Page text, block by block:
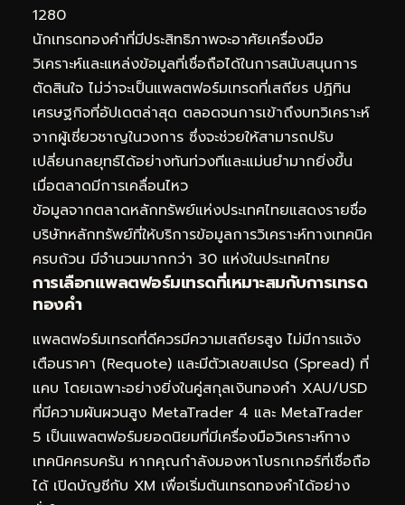
นักเทรดทองคำที่มีประสิทธิภาพจะอาศัยเครื่องมือ
วิเคราะห์และแหล่งข้อมูลที่เชื่อถือได้ในการสนับสนุนการ
ตัดสินใจ ไม่ว่าจะเป็นแพลตฟอร์มเทรดที่เสถียร ปฏิทิน
เศรษฐกิจที่อัปเดตล่าสุด ตลอดจนการเข้าถึงบทวิเคราะห์
จากผู้เชี่ยวชาญในวงการ ซึ่งจะช่วยให้สามารถปรับ
เปลี่ยนกลยุทธ์ได้อย่างทันท่วงทีและแม่นยำมากยิ่งขึ้น
เมื่อตลาดมีการเคลื่อนไหว
ข้อมูลจากตลาดหลักทรัพย์แห่งประเทศไทยแสดงรายชื่อ
บริษัทหลักทรัพย์ที่ให้บริการข้อมูลการวิเคราะห์ทางเทคนิค
ครบถ้วน มีจำนวนมากกว่า 30 แห่งในประเทศไทย
การเลือกแพลตฟอร์มเทรดที่เหมาะสมกับการเทรด
ทองคำ
แพลตฟอร์มเทรดที่ดีควรมีความเสถียรสูง ไม่มีการแจ้ง
เตือนราคา (Requote) และมีตัวเลขสเปรด (Spread) ที่
แคบ โดยเฉพาะอย่างยิ่งในคู่สกุลเงินทองคำ XAU/USD
ที่มีความผันผวนสูง MetaTrader 4 และ MetaTrader
5 เป็นแพลตฟอร์มยอดนิยมที่มีเครื่องมือวิเคราะห์ทาง
เทคนิคครบครัน หากคุณกำลังมองหาโบรกเกอร์ที่เชื่อถือ
ได้ เปิดบัญชีกับ XM เพื่อเริ่มต้นเทรดทองคำได้อย่าง